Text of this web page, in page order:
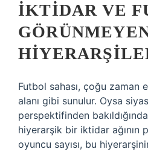
İKTIDAR VE
Futbol sahası, çoğu zaman
alanı gibi sunulur. Oysa
perspektifinden
hiyerarşik bir iktidar ağının
oyuncu sayısı, bu